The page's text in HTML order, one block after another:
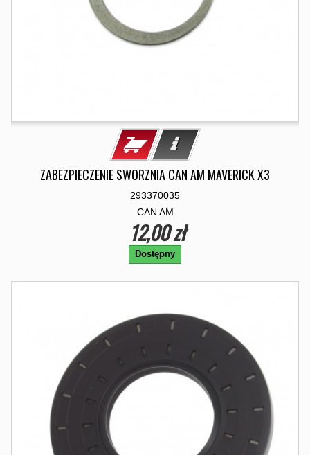
ZABEZPIECZENIE SWORZNIA CAN AM MAVERICK X3
293370035
CAN AM
12,00 zł
Dostępny